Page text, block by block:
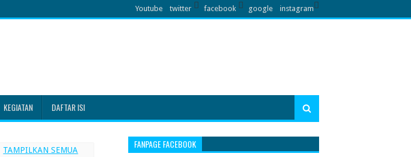
Youtube twitter facebook google instagram
KEGIATAN DAFTAR ISI
TAMPILKAN SEMUA
FANPAGE FACEBOOK